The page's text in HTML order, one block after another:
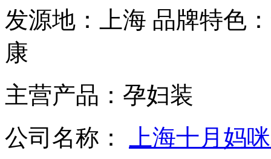
发源地：
上海 品牌特色：
康
主营产品： 孕妇装
公司名称：
上海十月妈